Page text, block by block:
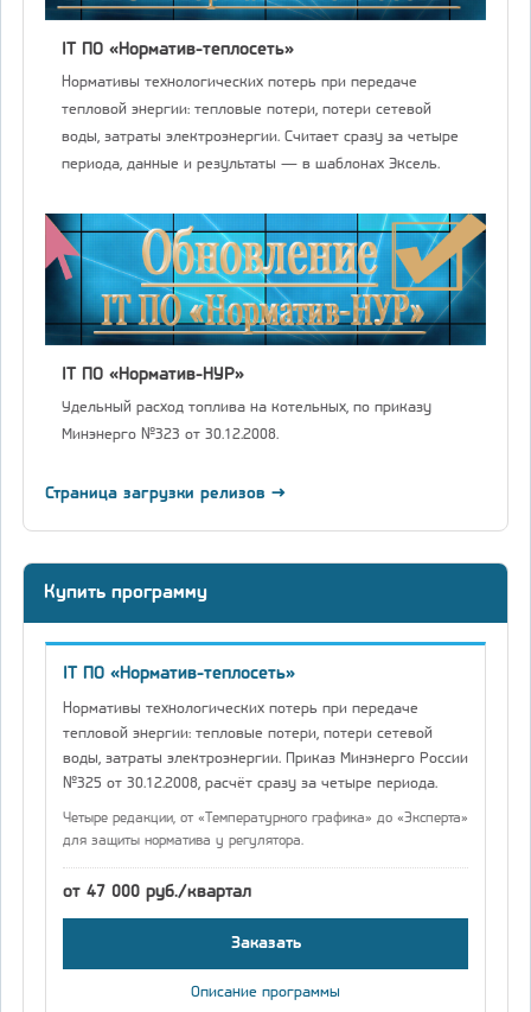
IT ПО «Норматив-теплосеть»
Нормативы технологических потерь при передаче
тепловой энергии: тепловые потери, потери сетевой
воды, затраты электроэнергии. Считает сразу за четыре
периода, данные и результаты — в шаблонах Эксель.
IT ПО «Норматив-НУР»
Удельный расход топлива на котельных, по приказу
Минэнерго №323 от 30.12.2008.
Страница загрузки релизов →
Купить программу
IT ПО «Норматив-теплосеть»
Нормативы технологических потерь при передаче
тепловой энергии: тепловые потери, потери сетевой
воды, затраты электроэнергии. Приказ Минэнерго России
№325 от 30.12.2008, расчёт сразу за четыре периода.
Четыре редакции, от «Температурного графика» до «Эксперта»
для защиты норматива у регулятора.
от 47 000 руб./квартал
Заказать
Описание программы